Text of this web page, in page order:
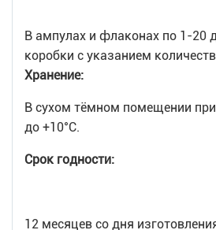
В ампулах и флаконах по 1-20
коробки с указанием
Хранение:
В сухом тёмном помещении
до +10°С.
Срок годности:
12 месяцев со дня